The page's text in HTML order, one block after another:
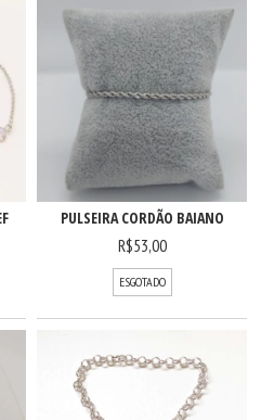
PULSEIRA CORDÃO BAIANO
R$53,00
ESGOTADO